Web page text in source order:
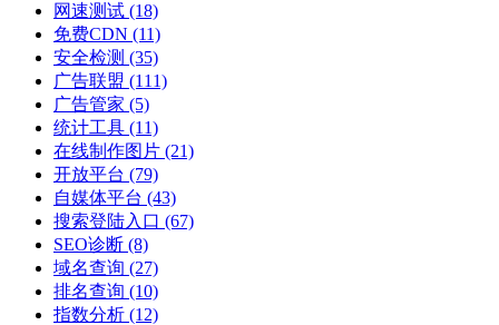
网速测试 (18)
免费CDN (11)
安全检测 (35)
广告联盟 (111)
广告管家 (5)
统计工具 (11)
在线制作图片 (21)
开放平台 (79)
自媒体平台 (43)
搜索登陆入口 (67)
SEO诊断 (8)
域名查询 (27)
排名查询 (10)
指数分析 (12)